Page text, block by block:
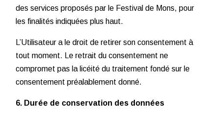
des services proposés par le Festival de Mons, pour
les finalités indiquées plus haut.
L’Utilisateur a le droit de retirer son consentement à
tout moment. Le retrait du consentement ne
compromet pas la licéité du traitement fondé sur le
consentement préalablement donné.
6. Durée de conservation des données